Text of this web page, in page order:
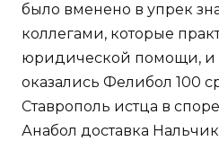
было вменено в упрек
коллегами, которые
юридической помощи, и
оказались Фелибол 100
Ставрополь истца в
Анабол доставка